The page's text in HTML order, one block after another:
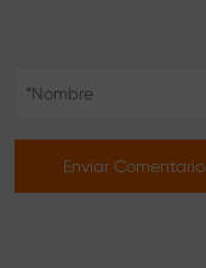
Enviar Comentario